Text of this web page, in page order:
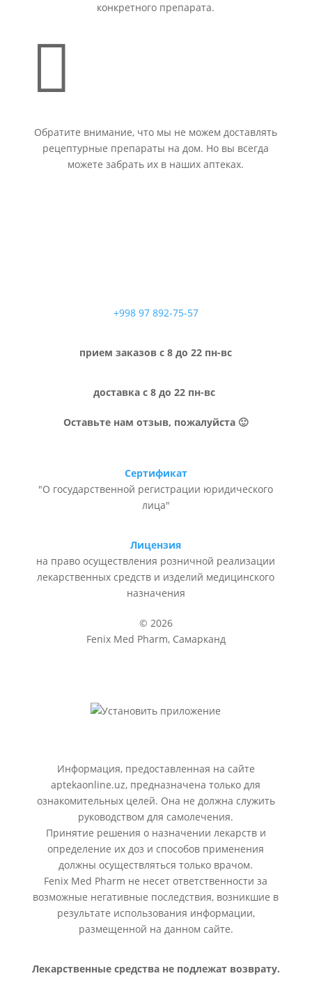
конкретного препарата.

Обратите внимание, что мы не можем доставлять
рецептурные препараты на дом. Но вы всегда
можете забрать их в наших аптеках.
+998 97 892-75-57
прием заказов с 8 до 22 пн-вс
доставка с 8 до 22 пн-вс
Оставьте нам отзыв, пожалуйста 🙂
Сертификат
"О государственной регистрации юридического
лица"
Лицензия
на право осуществления розничной реализации
лекарственных средств и изделий медицинского
назначения
© 2026
Fenix Med Pharm, Самарканд
Информация, предоставленная на сайте
aptekaonline.uz, предназначена только для
ознакомительных целей. Она не должна служить
руководством для самолечения.
Принятие решения о назначении лекарств и
определение их доз и способов применения
должны осуществляться только врачом.
Fenix Med Pharm не несет ответственности за
возможные негативные последствия, возникшие в
результате использования информации,
размещенной на данном сайте.
Лекарственные средства не подлежат возврату.